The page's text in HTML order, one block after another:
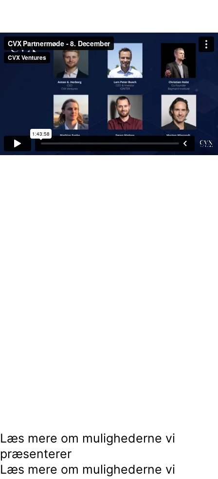
Læs mere om mulighederne vi
præsenterer
Læs mere om mulighederne vi